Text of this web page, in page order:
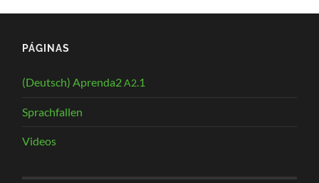
PÁGINAS
(Deutsch) Aprenda2A2.1
Sprachfallen
Videos